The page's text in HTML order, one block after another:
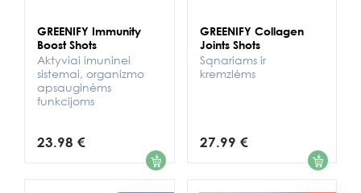
GREENIFY Immunity
Boost Shots
Aktyviai imuninei
sistemai, organizmo
apsauginėms
funkcijoms
23.98 € 1
GREENIFY Collagen
Joints Shots
Sąnariams ir
kremzlėms
27.99 € 1